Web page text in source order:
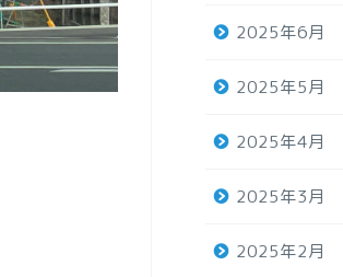
2025年6月
2025年5月
2025年4月
2025年3月
2025年2月